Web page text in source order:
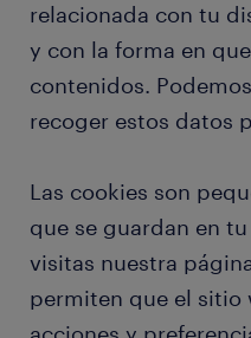
relacionada con tu
y con la forma en
contenidos.
recoger estos datos
Las cookies son
que se guardan en
visitas nuestra
permiten que el sitio